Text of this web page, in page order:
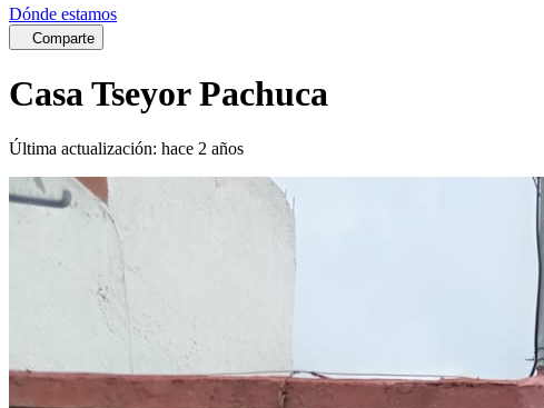
Dónde estamos
Comparte
Casa Tseyor Pachuca
Última actualización: hace 2 años